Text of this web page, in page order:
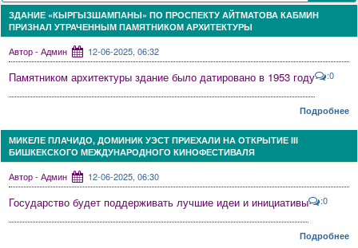
ЗДАНИЕ «КЫРГЫЗШАМПАНЫ» ПО ПРОСПЕКТУ АЙТМАТОВА КАБМИН
ПРИЗНАЛ УТРАЧЕННЫМ ПАМЯТНИКОМ АРХИТЕКТУРЫ
Автор - Админ 12-06-2025, 06:32
Памятником архитектуры здание было датировано в 1953 году :0
Подробнее
МИКЕЛЕ ПЛАЧИДО, ДОМИНИК УЭСТ ПРИЕХАЛИ НА ОТКРЫТИЕ III
БИШКЕКСКОГО МЕЖДУНАРОДНОГО КИНОФЕСТИВАЛЯ
Автор - Админ 12-06-2025, 06:30
Государство будет поддерживать лучшие идеи и инициативы :0
Подробнее